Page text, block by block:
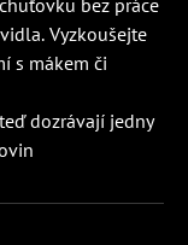
bez práce
Vyzkoušejte
s mákem či
dozrávají jedny